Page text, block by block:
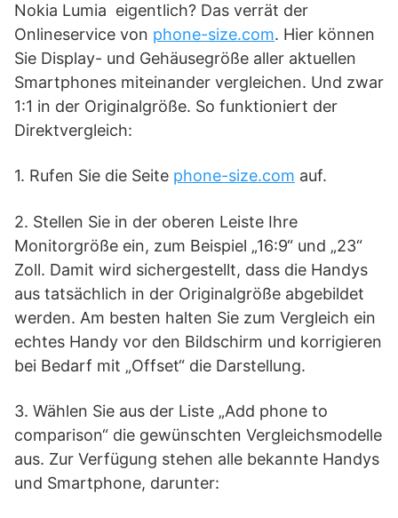
Nokia Lumia eigentlich? Das verrät der
Onlineservice von phone-size.com. Hier können
Sie Display- und Gehäusegröße aller aktuellen
Smartphones miteinander vergleichen. Und zwar
1:1 in der Originalgröße. So funktioniert der
Direktvergleich:
1. Rufen Sie die Seite phone-size.com auf.
2. Stellen Sie in der oberen Leiste Ihre
Monitorgröße ein, zum Beispiel „16:9“ und „23“
Zoll. Damit wird sichergestellt, dass die Handys
aus tatsächlich in der Originalgröße abgebildet
werden. Am besten halten Sie zum Vergleich ein
echtes Handy vor den Bildschirm und korrigieren
bei Bedarf mit „Offset“ die Darstellung.
3. Wählen Sie aus der Liste „Add phone to
comparison“ die gewünschten Vergleichsmodelle
aus. Zur Verfügung stehen alle bekannte Handys
und Smartphone, darunter: